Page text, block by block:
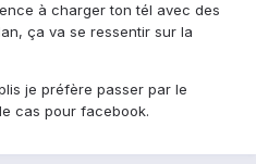
à charger ton tél avec des
ça va se ressentir sur la
je préfère passer par le
cas pour facebook.